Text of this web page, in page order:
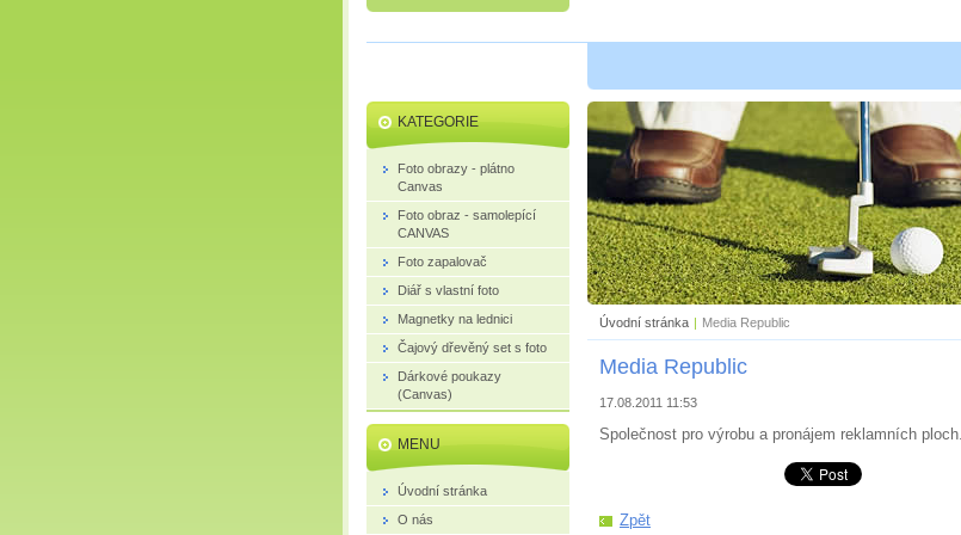
Úvodní stránka | Media Republic
Media Republic
17.08.2011 11:53
Společnost pro výrobu a pronájem reklamních ploch.
Zpět
KATEGORIE
Foto obrazy - plátno
Canvas
Foto obraz - samolepící
CANVAS
Foto zapalovač
Diář s vlastní foto
Magnetky na lednici
Čajový dřevěný set s foto
Dárkové poukazy
(Canvas)
MENU
Úvodní stránka
O nás